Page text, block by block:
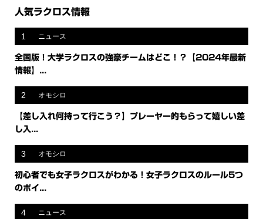
人気ラクロス情報
1 ニュース
全国版！大学ラクロスの強豪チームはどこ！？【2024年最新
情報】...
2 オモシロ
【差し入れ何持って行こう？】プレーヤー的もらって嬉しい差
し入...
3 オモシロ
初心者でも女子ラクロスがわかる！女子ラクロスのルール5つ
のポイ...
4 ニュース